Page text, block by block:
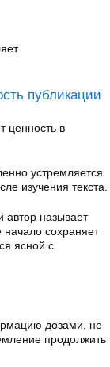
публикации
ценность в
устремляется
изучения текста.
автор называет
сохраняет
ясной с
дозами, не
продолжить